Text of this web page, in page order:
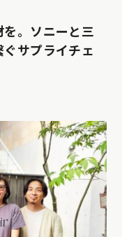
。ソニーと三
サプライチェ